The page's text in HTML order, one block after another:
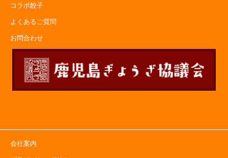
コラボ餃子
よくあるご質問
お問合わせ
会社案内